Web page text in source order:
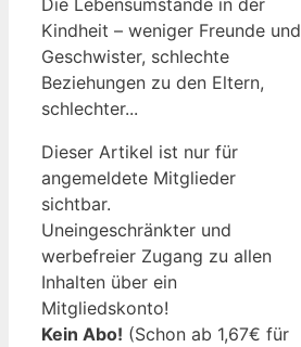
Die Lebensumstände in der
Kindheit – weniger Freunde und
Geschwister, schlechte
Beziehungen zu den Eltern,
schlechter...
Dieser Artikel ist nur für
angemeldete Mitglieder
sichtbar.
Uneingeschränkter und
werbefreier Zugang zu allen
Inhalten über ein
Mitgliedskonto!
Kein Abo! (Schon ab 1,67€ für